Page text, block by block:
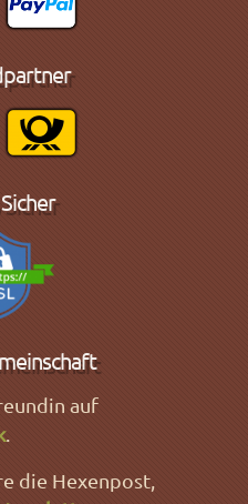
auf
.
die Hexenpost,